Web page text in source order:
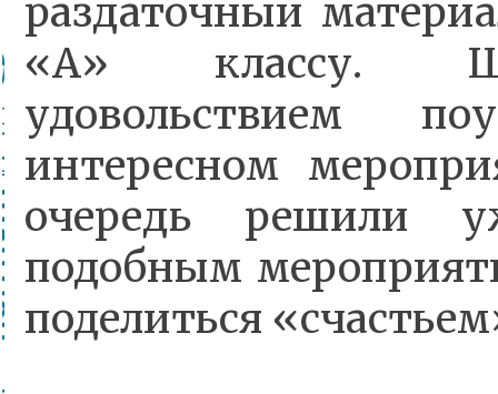
раздаточный
«А» классу.
удовольствием
интересном
очередь решили
подобным
поделиться